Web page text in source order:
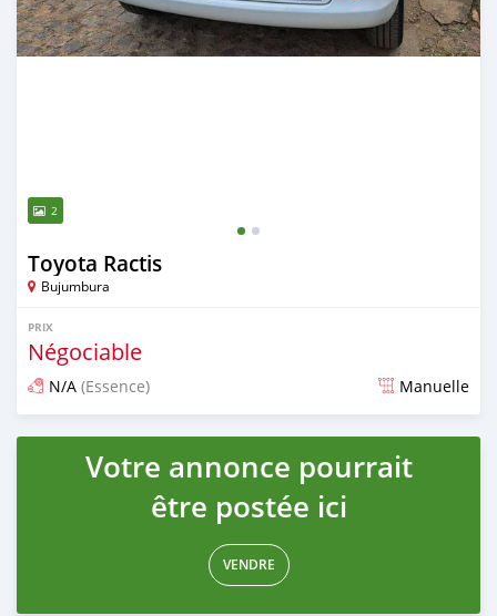
2
Toyota Ractis
Bujumbura
PRIX
Négociable
N/A (Essence) Manuelle
Publié il y a presque 4 ans
Votre annonce pourrait
être postée ici
VENDRE